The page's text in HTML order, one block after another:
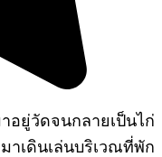
ยู่วัดจนกลายเป็นไก่
เดินเล่นบริเวณที่พัก